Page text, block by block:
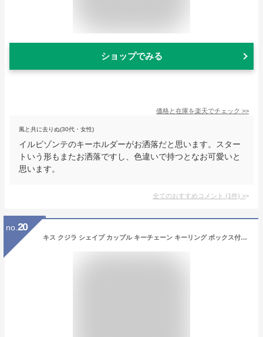
ショップでみる
価格と在庫を楽天でチェック >>
風と共に去りぬ(30代・女性)
イルビゾンテのキーホルダーがお洒落だと思います。スター
トいう形もまたお洒落ですし、色違いで持つとなお可愛いと
思います。
全てのおすすめコメント (1件) >
no. 20
キス クジラ シェイプ カップル キーチェーン キーリング ボックス付き クリスマス バレンタインギフト ブラックとローズゴールド